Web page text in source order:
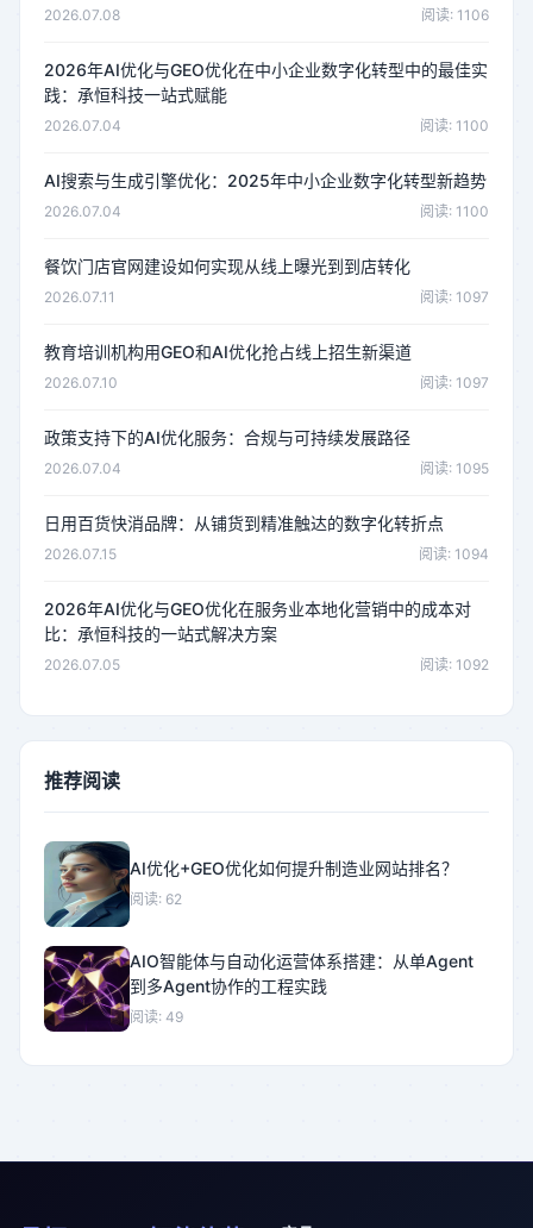
2026.07.08 阅读: 1106
2026年AI优化与GEO优化在中小企业数字化转型中的最佳实
践：承恒科技一站式赋能
2026.07.04 阅读: 1100
AI搜索与生成引擎优化：2025年中小企业数字化转型新趋势
2026.07.04 阅读: 1100
餐饮门店官网建设如何实现从线上曝光到到店转化
2026.07.11 阅读: 1097
教育培训机构用GEO和AI优化抢占线上招生新渠道
2026.07.10 阅读: 1097
政策支持下的AI优化服务：合规与可持续发展路径
2026.07.04 阅读: 1095
日用百货快消品牌：从铺货到精准触达的数字化转折点
2026.07.15 阅读: 1094
2026年AI优化与GEO优化在服务业本地化营销中的成本对
比：承恒科技的一站式解决方案
2026.07.05 阅读: 1092
推荐阅读
AI优化+GEO优化如何提升制造业网站排名？
阅读: 62
AIO智能体与自动化运营体系搭建：从单Agent
到多Agent协作的工程实践
阅读: 49